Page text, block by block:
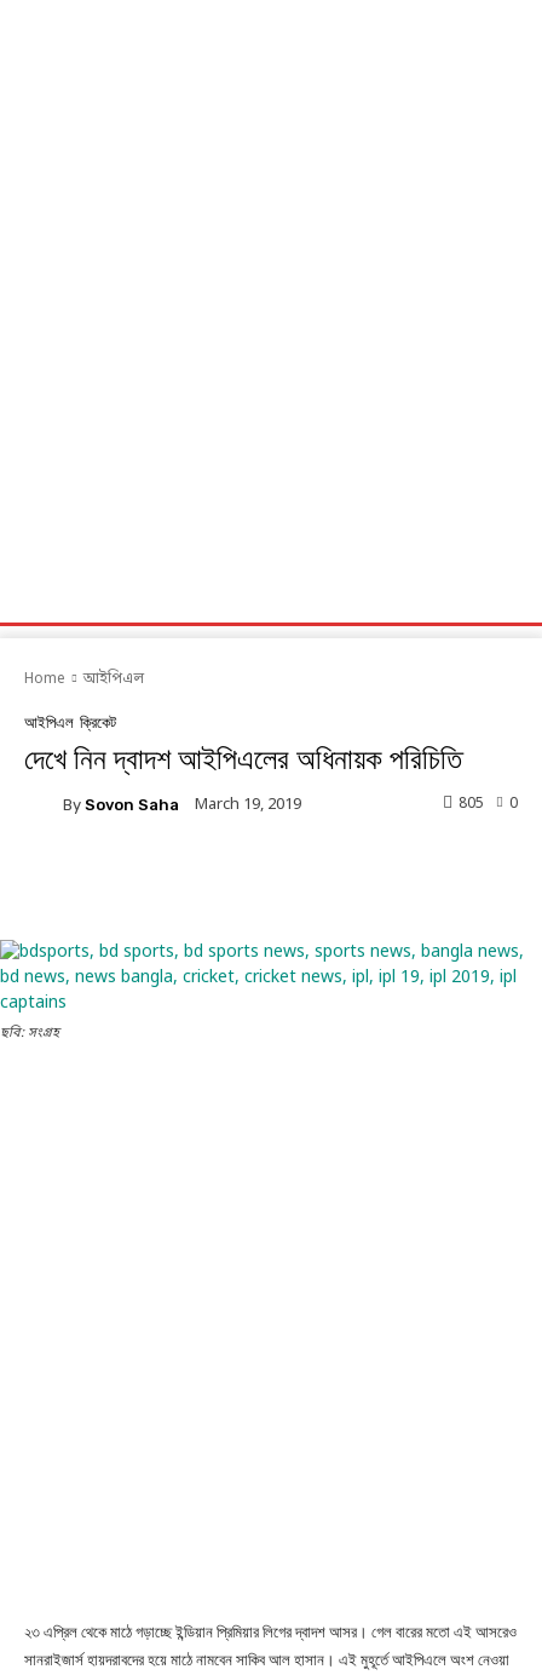
Home আইপিএল
আইপিএল ক্রিকেট
দেখে নিন দ্বাদশ আইপিএলের অধিনায়ক পরিচিতি
By Sovon Saha March 19, 2019 0
805
ছবি: সংগ্রহ
২৩ এপ্রিল থেকে মাঠে গড়াচ্ছে ইন্ডিয়ান প্রিমিয়ার লিগের দ্বাদশ আসর। গেল বারের মতো এই আসরেও
সানরাইজার্স হায়দরাবদের হয়ে মাঠে নামবেন সাকিব আল হাসান। এই মুহূর্তে আইপিএলে অংশ নেওয়া